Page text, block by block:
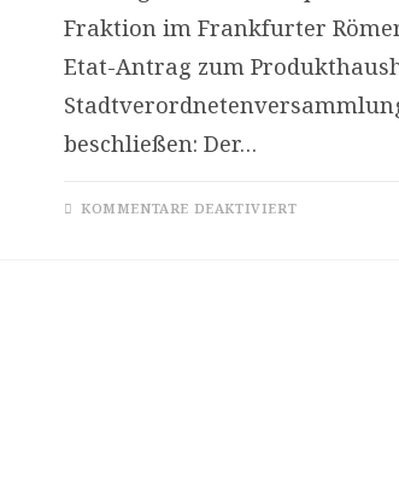
Fraktion im Frankfurter
Etat-Antrag zum
beschließen: Der…
KOMMENTARE DEAKTIVIERTFÜR